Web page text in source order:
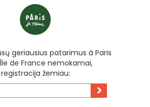
geriausius patarimus à Paris
de France nemokamai,
registracija žemiau:
>